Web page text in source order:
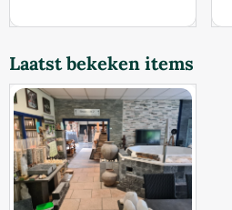
Prijs niet zichtbaar
Laatst bekeken items